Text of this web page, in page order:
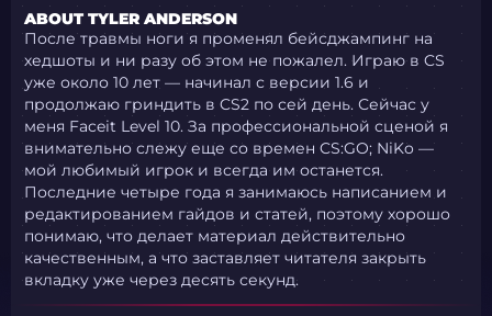
ABOUT TYLER ANDERSON
После травмы ноги я променял бейсджампинг на
хедшоты и ни разу об этом не пожалел. Играю в CS
уже около 10 лет — начинал с версии 1.6 и
продолжаю гриндить в CS2 по сей день. Сейчас у
меня Faceit Level 10. За профессиональной сценой я
внимательно слежу еще со времен CS:GO; NiKo —
мой любимый игрок и всегда им останется.
Последние четыре года я занимаюсь написанием и
редактированием гайдов и статей, поэтому хорошо
понимаю, что делает материал действительно
качественным, а что заставляет читателя закрыть
вкладку уже через десять секунд.